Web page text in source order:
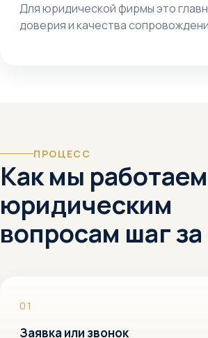
Для юридической фирмы это
доверия и качества
ПРОЦЕСС
Как мы
юридическим
вопросам шаг
Заявка или звонок